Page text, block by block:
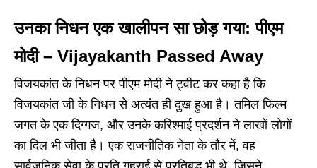
उनका निधन एक खालीपन सा छोड़ गया: पीएम
मोदी – Vijayakanth Passed Away
विजयकांत के निधन पर पीएम मोदी ने ट्वीट कर कहा है कि
विजयकांत जी के निधन से अत्यंत ही दुख हुआ है। तमिल फिल्म
जगत के एक दिग्गज, और उनके करिश्माई प्रदर्शन ने लाखों लोगों
का दिल भी जीता है। एक राजनीतिक नेता के तौर में, वह